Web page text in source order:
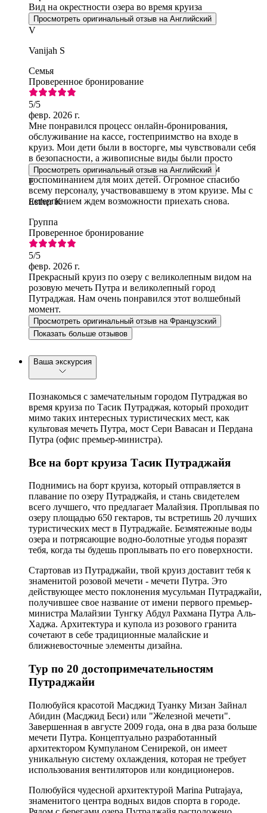
Вид на окрестности озера во время круиза
Просмотреть оригинальный отзыв на Английский
V
Vanijah S
Семья
Проверенное бронирование
5/5
февр. 2026 г.
Мне понравился процесс онлайн-бронирования,
обслуживание на кассе, гостеприимство на входе в
круиз. Мои дети были в восторге, мы чувствовали себя
в безопасности, а живописные виды были просто
потрясающими. В итоге это стало прекрасным
воспоминанием для моих детей. Огромное спасибо
всему персоналу, участвовавшему в этом круизе. Мы с
нетерпением ждем возможности приехать снова.
Просмотреть оригинальный отзыв на Английский
E
Esther K
Группа
Проверенное бронирование
5/5
февр. 2026 г.
Прекрасный круиз по озеру с великолепным видом на
розовую мечеть Путра и великолепный город
Путраджая. Нам очень понравился этот волшебный
момент.
Просмотреть оригинальный отзыв на Французский
Показать больше отзывов
Ваша экскурсия
Познакомься с замечательным городом Путраджая во
время круиза по Тасик Путраджая, который проходит
мимо таких интересных туристических мест, как
культовая мечеть Путра, мост Сери Вавасан и Пердана
Путра (офис премьер-министра).
Все на борт круиза Тасик Путраджайя
Поднимись на борт круиза, который отправляется в
плавание по озеру Путраджайя, и стань свидетелем
всего лучшего, что предлагает Малайзия. Проплывая по
озеру площадью 650 гектаров, ты встретишь 20 лучших
туристических мест в Путраджайе. Безмятежные воды
озера и потрясающие водно-болотные угодья поразят
тебя, когда ты будешь проплывать по его поверхности.
Стартовав из Путраджайи, твой круиз доставит тебя к
знаменитой розовой мечети - мечети Путра. Это
действующее место поклонения мусульман Путраджайи,
получившее свое название от имени первого премьер-
министра Малайзии Тунгку Абдул Рахмана Путра Аль-
Хаджа. Архитектура и купола из розового гранита
сочетают в себе традиционные малайские и
ближневосточные элементы дизайна.
Тур по 20 достопримечательностям
Путраджайи
Полюбуйся красотой Масджид Туанку Мизан Зайнал
Абидин (Масджид Беси) или "Железной мечети".
Завершенная в августе 2009 года, она в два раза больше
мечети Путра. Концептуально разработанный
архитектором Кумпуланом Сенирекой, он имеет
уникальную систему охлаждения, которая не требует
использования вентиляторов или кондиционеров.
Полюбуйся чудесной архитектурой Marina Putrajaya,
знаменитого центра водных видов спорта в городе.